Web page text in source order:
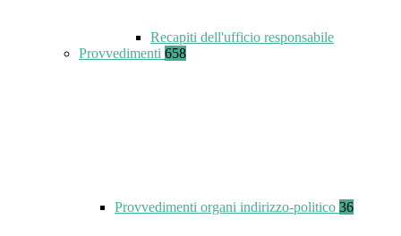
Recapiti dell'ufficio responsabile
Provvedimenti 658
Provvedimenti organi indirizzo-politico 36